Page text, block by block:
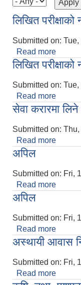
लिखित
Submitted on: Tue,
Read more
लिखित
Submitted on: Tue,
Read more
सेवा करारमा
Submitted on: Thu,
Read more
अपिल
Submitted on: Fri,
Read more
अपिल
Submitted on: Fri,
Read more
अस्थायी आवास
Submitted on: Fri,
Read more